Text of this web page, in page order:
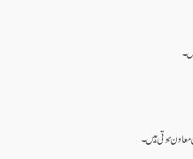
معاون ہوتی ہیں۔